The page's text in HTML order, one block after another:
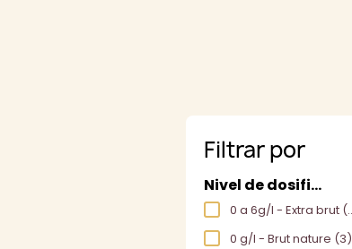
Filtrar por
Nivel de dosificación
0 a 6g/l - Extra brut (17)
0 g/l - Brut nature (3)